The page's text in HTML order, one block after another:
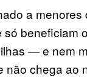
a
beneficiam
—e nem
não chega ao